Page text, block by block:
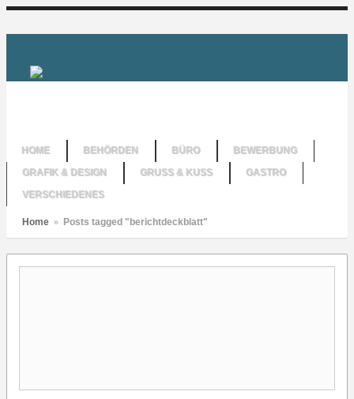
HOME BEHÖRDEN BÜRO
BEWERBUNG
GRAFIK & DESIGN
GRUSS & KUSS
GASTRO
VERSCHIEDENES
Home » Posts tagged "berichtdeckblatt"